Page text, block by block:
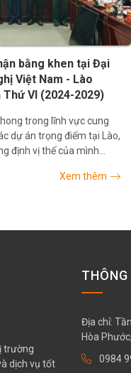
bằng khen tại Đại
Việt Nam - Lào
VI (2024-2029)
trong lĩnh vực cung
dự án trọng điểm tại Lào,
định vị thế của mình
Xem thêm
trường
dịch vụ tốt
Địa chỉ:
Hòa
0984